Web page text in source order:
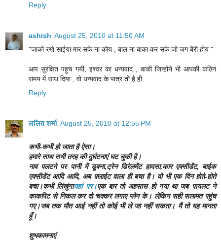
Reply
ashish August 25, 2010 at 11:50 AM
"जाको रखे साईया मार सके ना कोय , बाल ना बाका कर सके जो जग बैरी होय "
आप सुरक्षित पहुच गयी, इश्वर का धन्यवाद , बाकी जिन्होंने भी आपकी कठिन
समय में साथ दिया , वो धन्यवाद के पात्र तो है ही.
Reply
ललित शर्मा August 25, 2010 at 12:55 PM
कभी-कभी हो जाता है ऐसा।
हमारे साथ सभी तरह की दुर्घटनाएं घट चुकी है।
नाव पलटने पर पानी में डूबना,ट्रेन डिरेलमेंट हादसा,कार एक्सीडेंट, बाईक
एक्सीडेंट आदि आदि, अब फ़्लाईट वाला ही बचा है। वो भी एक दिन होते-होते
बचा।कभी लिंखुंगायहां पर।एक बार तो अहसास हो गया था जब पायलट ने
काकपिट से निकल कर दो चक्कर लगाए प्लेन के। लेकिन सही सलामत पहुंच
गए।जब तक मौत आई नहीं तो कोई भी ले जा नहीं सकता। मैं तो यह मानता
हूँ।
शुभकामनाएं